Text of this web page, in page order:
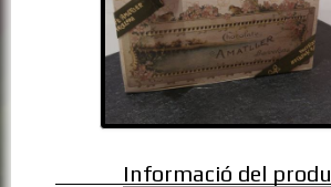
Informació del